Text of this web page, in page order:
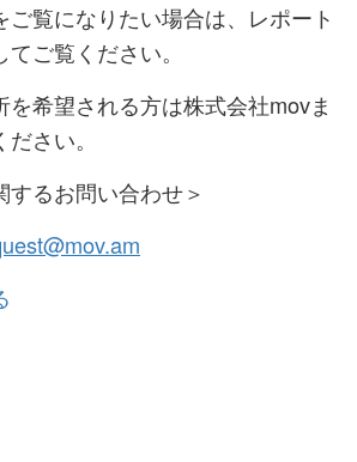
覧になりたい場合は、レポート
ご覧ください。
を希望される方は株式会社movま
さい。
するお問い合わせ＞